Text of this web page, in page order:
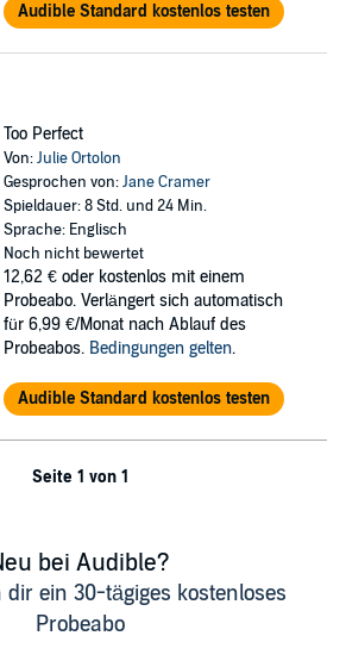
Audible Standard kostenlos testen
Too Perfect
Von:Julie Ortolon
Gesprochen von:Jane Cramer
Spieldauer: 8 Std. und 24 Min.
Sprache: Englisch
Noch nicht bewertet
12,62 € oder kostenlos mit einem
Probeabo. Verlängert sich automatisch
für 6,99 €/Monat nach Ablauf des
Probeabos. Bedingungen gelten.
Audible Standard kostenlos testen
Seite 1 von 1
bei Audible?
ein 30-tägiges kostenloses
Probeabo